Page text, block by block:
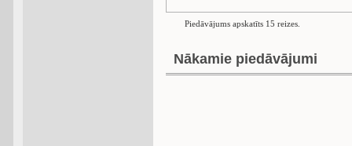
Piedāvājums apskatīts 15 reizes.
Nākamie piedāvājumi